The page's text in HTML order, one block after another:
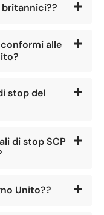
britannici??
alle
stop del
di stop SCP
Unito??